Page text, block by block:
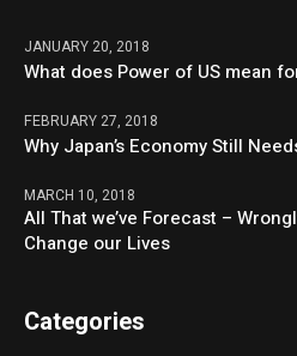
JANUARY 20, 2018
What does Power of US mean
FEBRUARY 27, 2018
Why Japan’s Economy Still
MARCH 10, 2018
All That we’ve Forecast –
Change our Lives
Categories